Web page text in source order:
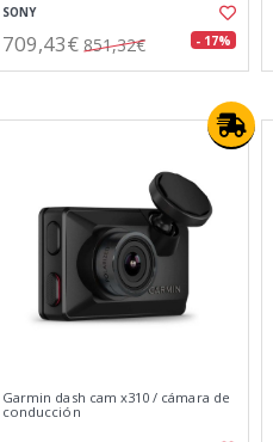
SONY
709,43€ 851,32€ - 17%
Garmin dash cam x310 / cámara de
conducción